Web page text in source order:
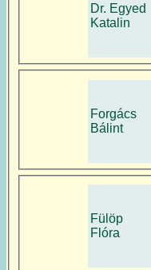
Dr. Egyed
Katalin
Forgács
Bálint
Fülöp
Flóra